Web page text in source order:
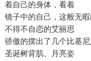
着自己的身体，看着
镜子中的自己，这般无
不得不自恋的艾丽思
骄傲的摆出了几个比基
圣诞树背肌、月亮姿